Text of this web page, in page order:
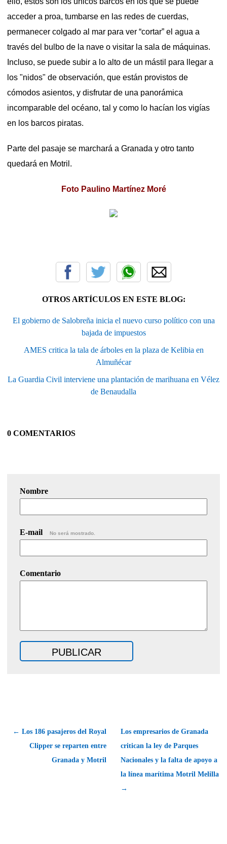
acceder a proa, tumbarse en las redes de cuerdas,
permanecer colgado al mar para ver “cortar” el agua a
través del bulbo de la nave o visitar la sala de máquinas.
Incluso, se puede subir a lo alto de un mástil para llegar a
los "nidos" de observación, que están provistos de
cómodos asientos, y disfrutar de una panorámica
incomparable del océano, tal y como lo hacían los vigías
en los barcos piratas.
Parte del pasaje se marchará a Granada y otro tanto
quedará en Motril.
Foto Paulino Martínez Moré
OTROS ARTÍCULOS EN ESTE BLOG:
El gobierno de Salobreña inicia el nuevo curso político con una
bajada de impuestos
AMES critica la tala de árboles en la plaza de Kelibia en
Almuñécar
La Guardia Civil interviene una plantación de marihuana en Vélez
de Benaudalla
0 COMENTARIOS
Nombre
E-mail No será mostrado.
Comentario
← Los 186 pasajeros del Royal
Clipper se reparten entre
Granada y Motril
Los empresarios de Granada
critican la ley de Parques
Nacionales y la falta de apoyo a
la línea marítima Motril Melilla
→